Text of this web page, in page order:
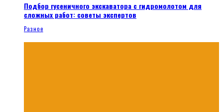
Подбор гусеничного экскаватора с гидромолотом для
сложных работ: советы экспертов
Разное